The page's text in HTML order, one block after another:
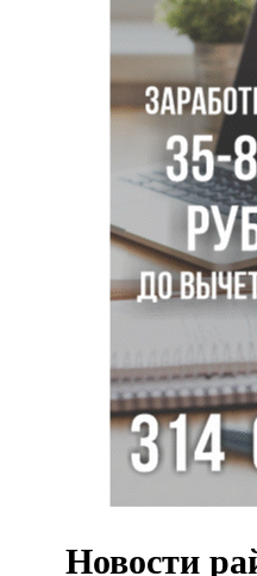
Парашютную вышку за 16
лагерь под Новосибирском
Заборы на площади Маркса
отдыха в Новосибирске
Глава сельсовета Игорь
Новосибирском